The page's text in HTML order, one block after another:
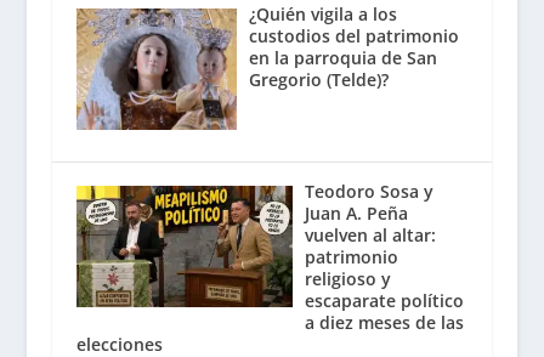
¿Quién vigila a los
custodios del patrimonio
en la parroquia de San
Gregorio (Telde)?
Teodoro Sosa y
Juan A. Peña
vuelven al altar:
patrimonio
religioso y
escaparate político
a diez meses de las
elecciones